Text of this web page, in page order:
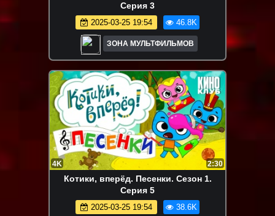
Серия 3
2025-03-25 19:54 46.8K
ЗОНА МУЛЬТФИЛЬМОВ
4K 2:30
Котики, вперёд. Песенки. Сезон 1.
Серия 5
2025-03-25 19:54 38.6K